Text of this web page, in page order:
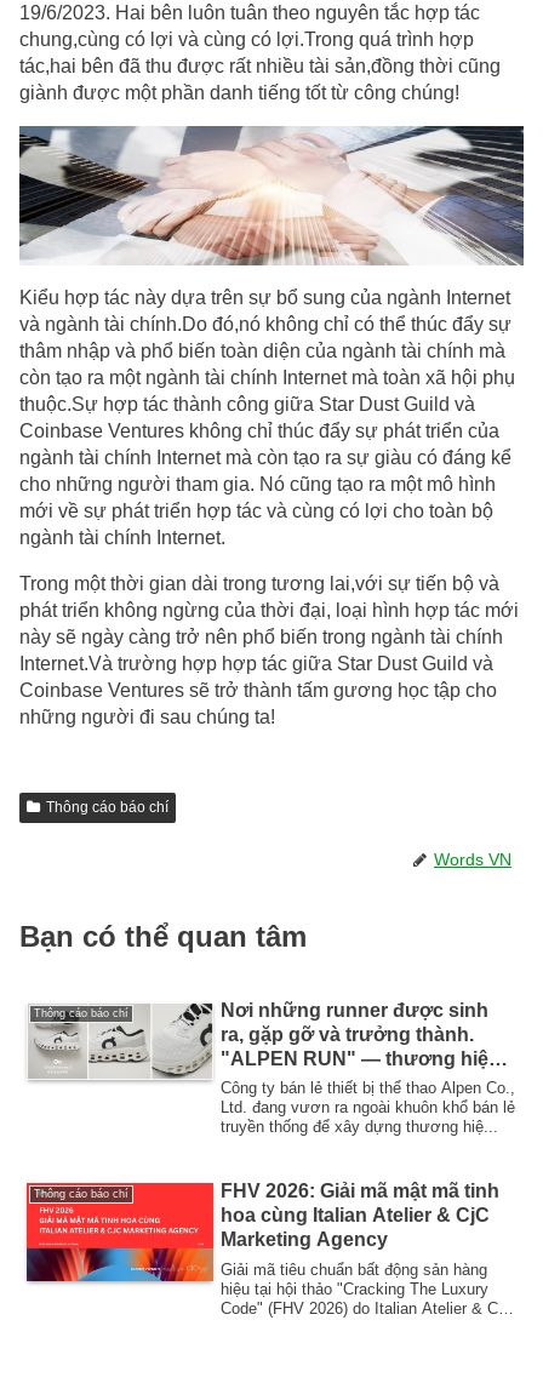
19/6/2023. Hai bên luôn tuân theo nguyên tắc hợp tác
chung,cùng có lợi và cùng có lợi.Trong quá trình hợp
tác,hai bên đã thu được rất nhiều tài sản,đồng thời cũng
giành được một phần danh tiếng tốt từ công chúng!
Kiểu hợp tác này dựa trên sự bổ sung của ngành Internet
và ngành tài chính.Do đó,nó không chỉ có thể thúc đẩy sự
thâm nhập và phổ biến toàn diện của ngành tài chính mà
còn tạo ra một ngành tài chính Internet mà toàn xã hội phụ
thuộc.Sự hợp tác thành công giữa Star Dust Guild và
Coinbase Ventures không chỉ thúc đẩy sự phát triển của
ngành tài chính Internet mà còn tạo ra sự giàu có đáng kể
cho những người tham gia. Nó cũng tạo ra một mô hình
mới về sự phát triển hợp tác và cùng có lợi cho toàn bộ
ngành tài chính Internet.
Trong một thời gian dài trong tương lai,với sự tiến bộ và
phát triển không ngừng của thời đại, loại hình hợp tác mới
này sẽ ngày càng trở nên phổ biến trong ngành tài chính
Internet.Và trường hợp hợp tác giữa Star Dust Guild và
Coinbase Ventures sẽ trở thành tấm gương học tập cho
những người đi sau chúng ta!
Thông cáo báo chí
Words VN
Bạn có thể quan tâm
Thông cáo báo chí
Nơi những runner được sinh
ra, gặp gỡ và trưởng thành.
"ALPEN RUN" — thương hiệu
cộng đồng chạy bộ mới của
Alpen sẽ khai trương cửa hàng
đầu tiên tại Tokyo Metropolitan
tháng 4.
Công ty bán lẻ thiết bị thể thao Alpen Co.,
Ltd. đang vươn ra ngoài khuôn khổ bán lẻ
truyền thống để xây dựng thương hiệ...
Thông cáo báo chí
FHV 2026: Giải mã mật mã tinh
hoa cùng Italian Atelier & CjC
Marketing Agency
Giải mã tiêu chuẩn bất động sản hàng
hiệu tại hội thảo "Cracking The Luxury
Code" (FHV 2026) do Italian Atelier & CjC